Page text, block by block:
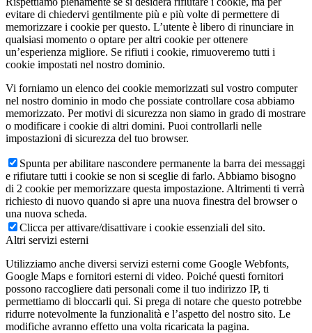
evitare di chiedervi gentilmente più e più volte di permettere di
memorizzare i cookie per questo. L’utente è libero di rinunciare in
qualsiasi momento o optare per altri cookie per ottenere
un’esperienza migliore. Se rifiuti i cookie, rimuoveremo tutti i
cookie impostati nel nostro dominio.
Vi forniamo un elenco dei cookie memorizzati sul vostro computer
nel nostro dominio in modo che possiate controllare cosa abbiamo
memorizzato. Per motivi di sicurezza non siamo in grado di mostrare
o modificare i cookie di altri domini. Puoi controllarli nelle
impostazioni di sicurezza del tuo browser.
Spunta per abilitare nascondere permanente la barra dei messaggi
e rifiutare tutti i cookie se non si sceglie di farlo. Abbiamo bisogno
di 2 cookie per memorizzare questa impostazione. Altrimenti ti verrà
richiesto di nuovo quando si apre una nuova finestra del browser o
una nuova scheda.
Clicca per attivare/disattivare i cookie essenziali del sito.
Altri servizi esterni
Utilizziamo anche diversi servizi esterni come Google Webfonts,
Google Maps e fornitori esterni di video. Poiché questi fornitori
possono raccogliere dati personali come il tuo indirizzo IP, ti
permettiamo di bloccarli qui. Si prega di notare che questo potrebbe
ridurre notevolmente la funzionalità e l’aspetto del nostro sito. Le
modifiche avranno effetto una volta ricaricata la pagina.